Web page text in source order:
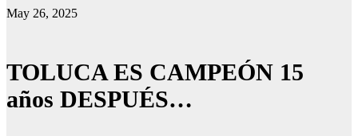
May 26, 2025
TOLUCA ES CAMPEÓN 15
años DESPUÉS…